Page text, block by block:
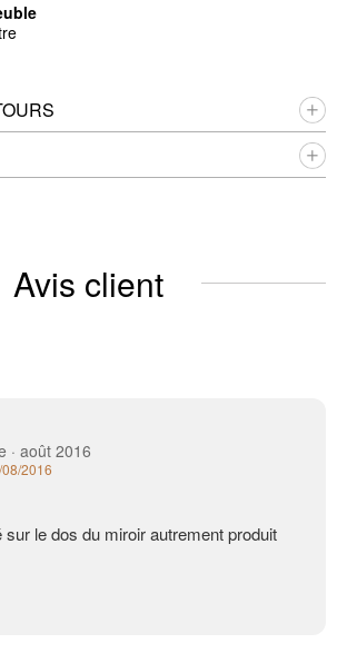
Avis client
· août 2016
2016
le dos du miroir autrement produit